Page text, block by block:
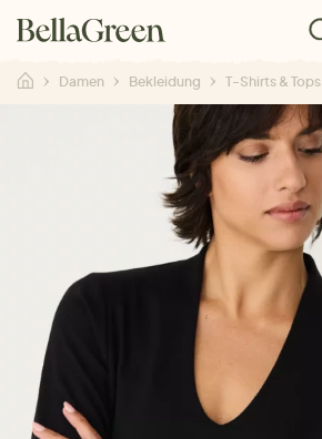
Damen Bekleidung T-Shirts & Tops